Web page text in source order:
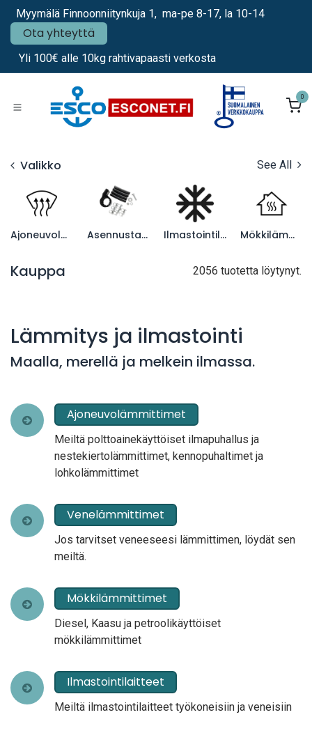
Siirry sisältöön
Myymälä Finnoonniitynkuja 1, ma-pe 8-17, la 10-14
Ota yhteyttä
Yli 100€ alle 10kg rahtivapaasti verkosta
0
Valikko See All
Ajoneuvolämmittimet Asennustarvikkeet Ilmastointilaitteet Mökkilämmittimet
Kauppa 2056 tuotetta löytynyt.
Lämmitys ja ilmastointi
Maalla, merellä ja melkein ilmassa.
Ajoneuvolämmittimet
Meiltä polttoainekäyttöiset ilmapuhallus ja
nestekiertolämmittimet, kennopuhaltimet ja
lohkolämmittimet
Venelämmittimet
Jos tarvitset veneeseesi lämmittimen, löydät sen
meiltä.
Mökkilämmittimet
Diesel, Kaasu ja petroolikäyttöiset
mökkilämmittimet
Ilmastointilaitteet
Meiltä ilmastointilaitteet työkoneisiin ja veneisiin